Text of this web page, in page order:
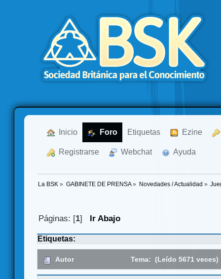
Inicio Foro Etiquetas Ezine
Registrarse Webchat Ayuda
La BSK » GABINETE DE PRENSA» Novedades / Actualidad »
Páginas: [1] Ir Abajo
Etiquetas:
Autor Tema: (Leído 5671 veces)